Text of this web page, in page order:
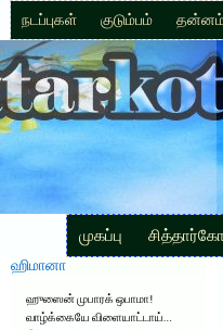
நடப்புகள் குடும்பம்
முகப்பு
ஹிமானா
ஹுஸைன் முபாரக் ஒபாமா!
வாழ்க்கையே விளையாட்டாய்…